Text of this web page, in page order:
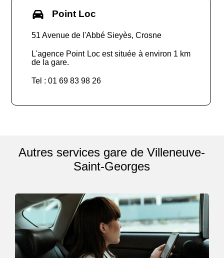
Point Loc
51 Avenue de l'Abbé Sieyès, Crosne
L'agence Point Loc est située à environ 1 km
de la gare.
Tel : 01 69 83 98 26
Autres services gare de Villeneuve-
Saint-Georges